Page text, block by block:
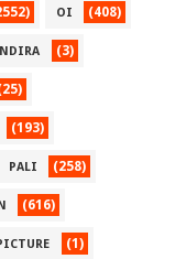
OI (408)
(3)
(193)
PALI (258)
(616)
(1)